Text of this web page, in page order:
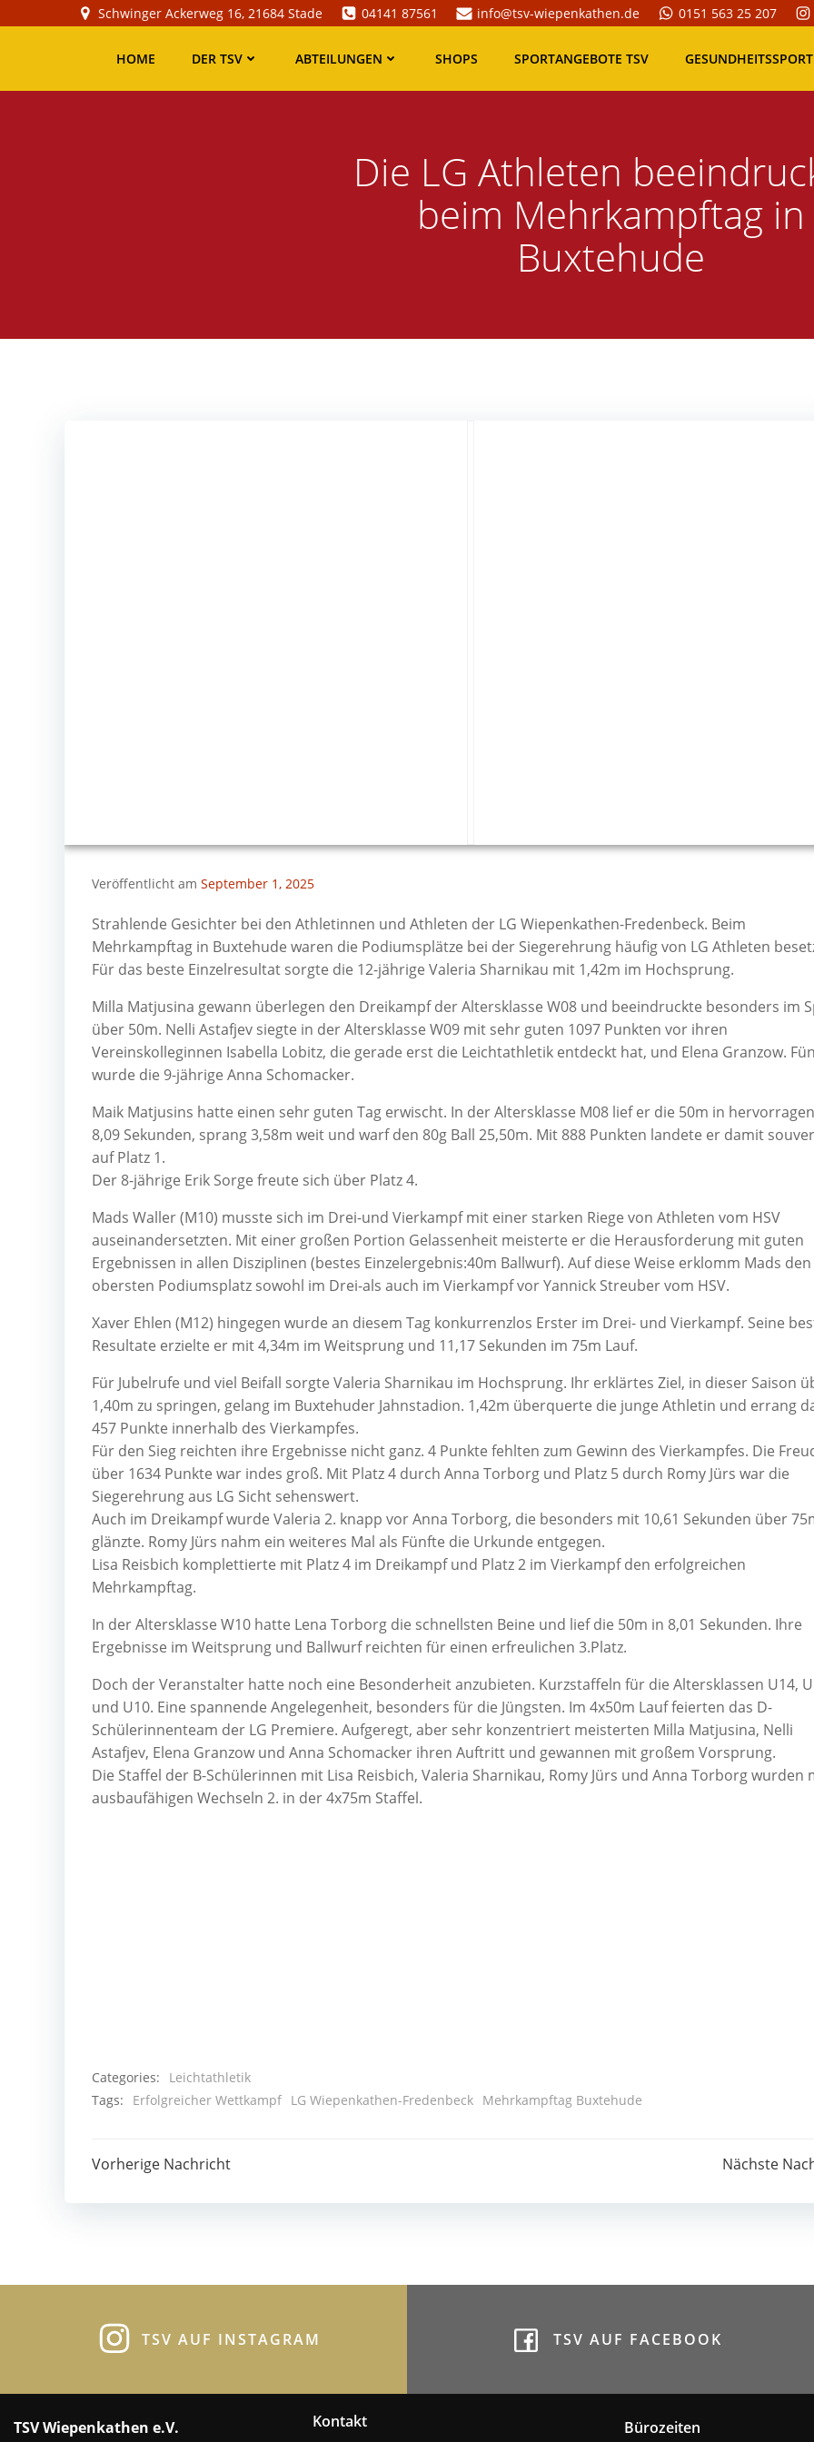
Inhalt
Schwinger Ackerweg 16, 21684 Stade 04141 87561 info@tsv-wiepenkathen.de 0151 563 25 207
HOME DER TSV ABTEILUNGEN SHOPS SPORTANGEBOTE TSV GESUNDHEITSSPORT
Die LG Athleten
beim Mehrkampftag in
Buxtehude
Veröffentlicht am September 1, 2025
Strahlende Gesichter bei den Athletinnen und Athleten der LG Wiepenkathen-Fredenbeck. Beim
Mehrkampftag in Buxtehude waren die Podiumsplätze bei der Siegerehrung häufig von LG Athleten
Für das beste Einzelresultat sorgte die 12-jährige Valeria Sharnikau mit 1,42m im Hochsprung.
Milla Matjusina gewann überlegen den Dreikampf der Altersklasse W08 und beeindruckte besonders im
über 50m. Nelli Astafjev siegte in der Altersklasse W09 mit sehr guten 1097 Punkten vor ihren
Vereinskolleginnen Isabella Lobitz, die gerade erst die Leichtathletik entdeckt hat, und Elena Granzow.
wurde die 9-jährige Anna Schomacker.
Maik Matjusins hatte einen sehr guten Tag erwischt. In der Altersklasse M08 lief er die 50m in
8,09 Sekunden, sprang 3,58m weit und warf den 80g Ball 25,50m. Mit 888 Punkten landete er damit
auf Platz 1.
Der 8-jährige Erik Sorge freute sich über Platz 4.
Mads Waller (M10) musste sich im Drei-und Vierkampf mit einer starken Riege von Athleten vom HSV
auseinandersetzten. Mit einer großen Portion Gelassenheit meisterte er die Herausforderung mit guten
Ergebnissen in allen Disziplinen (bestes Einzelergebnis:40m Ballwurf). Auf diese Weise erklomm Mads den
obersten Podiumsplatz sowohl im Drei-als auch im Vierkampf vor Yannick Streuber vom HSV.
Xaver Ehlen (M12) hingegen wurde an diesem Tag konkurrenzlos Erster im Drei- und Vierkampf. Seine
Resultate erzielte er mit 4,34m im Weitsprung und 11,17 Sekunden im 75m Lauf.
Für Jubelrufe und viel Beifall sorgte Valeria Sharnikau im Hochsprung. Ihr erklärtes Ziel, in dieser Saison
1,40m zu springen, gelang im Buxtehuder Jahnstadion. 1,42m überquerte die junge Athletin und errang
457 Punkte innerhalb des Vierkampfes.
Für den Sieg reichten ihre Ergebnisse nicht ganz. 4 Punkte fehlten zum Gewinn des Vierkampfes. Die
über 1634 Punkte war indes groß. Mit Platz 4 durch Anna Torborg und Platz 5 durch Romy Jürs war die
Siegerehrung aus LG Sicht sehenswert.
Auch im Dreikampf wurde Valeria 2. knapp vor Anna Torborg, die besonders mit 10,61 Sekunden über
glänzte. Romy Jürs nahm ein weiteres Mal als Fünfte die Urkunde entgegen.
Lisa Reisbich komplettierte mit Platz 4 im Dreikampf und Platz 2 im Vierkampf den erfolgreichen
Mehrkampftag.
In der Altersklasse W10 hatte Lena Torborg die schnellsten Beine und lief die 50m in 8,01 Sekunden. Ihre
Ergebnisse im Weitsprung und Ballwurf reichten für einen erfreulichen 3.Platz.
Doch der Veranstalter hatte noch eine Besonderheit anzubieten. Kurzstaffeln für die Altersklassen U14,
und U10. Eine spannende Angelegenheit, besonders für die Jüngsten. Im 4x50m Lauf feierten das D-
Schülerinnenteam der LG Premiere. Aufgeregt, aber sehr konzentriert meisterten Milla Matjusina, Nelli
Astafjev, Elena Granzow und Anna Schomacker ihren Auftritt und gewannen mit großem Vorsprung.
Die Staffel der B-Schülerinnen mit Lisa Reisbich, Valeria Sharnikau, Romy Jürs und Anna Torborg wurden
ausbaufähigen Wechseln 2. in der 4x75m Staffel.
Categories:
Leichtathletik
Tags:
Erfolgreicher Wettkampf LG Wiepenkathen-Fredenbeck Mehrkampftag Buxtehude
Post
navigation
Vorherige Nachricht
navigation
Nächste
TSV AUF INSTAGRAM TSV AUF FACEBOOK
TSV Wiepenkathen e.V. Kontakt Bürozeiten